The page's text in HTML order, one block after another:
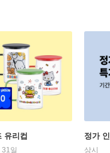
유리컵
일
정가
상시